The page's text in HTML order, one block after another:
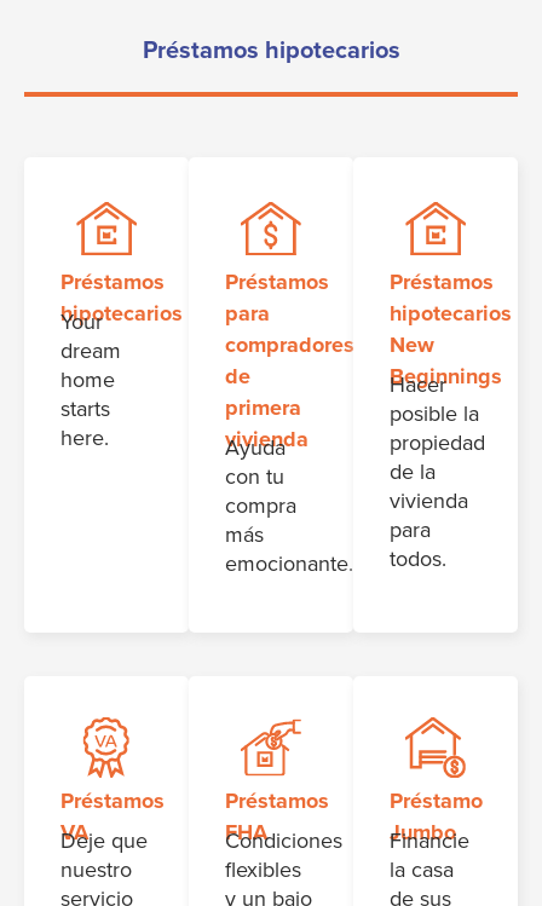
Préstamos hipotecarios
Préstamos
hipotecarios
Your
dream
home
starts
here.
Préstamos
para
compradores
de
primera
vivienda
Ayuda
con tu
compra
más
emocionante.
Préstamos
hipotecarios
New
Beginnings
Hacer
posible la
propiedad
de la
vivienda
para
todos.
Préstamos
VA
Deje que
nuestro
servicio
Préstamos
FHA
Condiciones
flexibles
y un bajo
Préstamo
Jumbo
Financie
la casa
de sus